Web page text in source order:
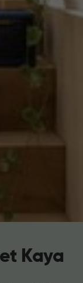
Kaya